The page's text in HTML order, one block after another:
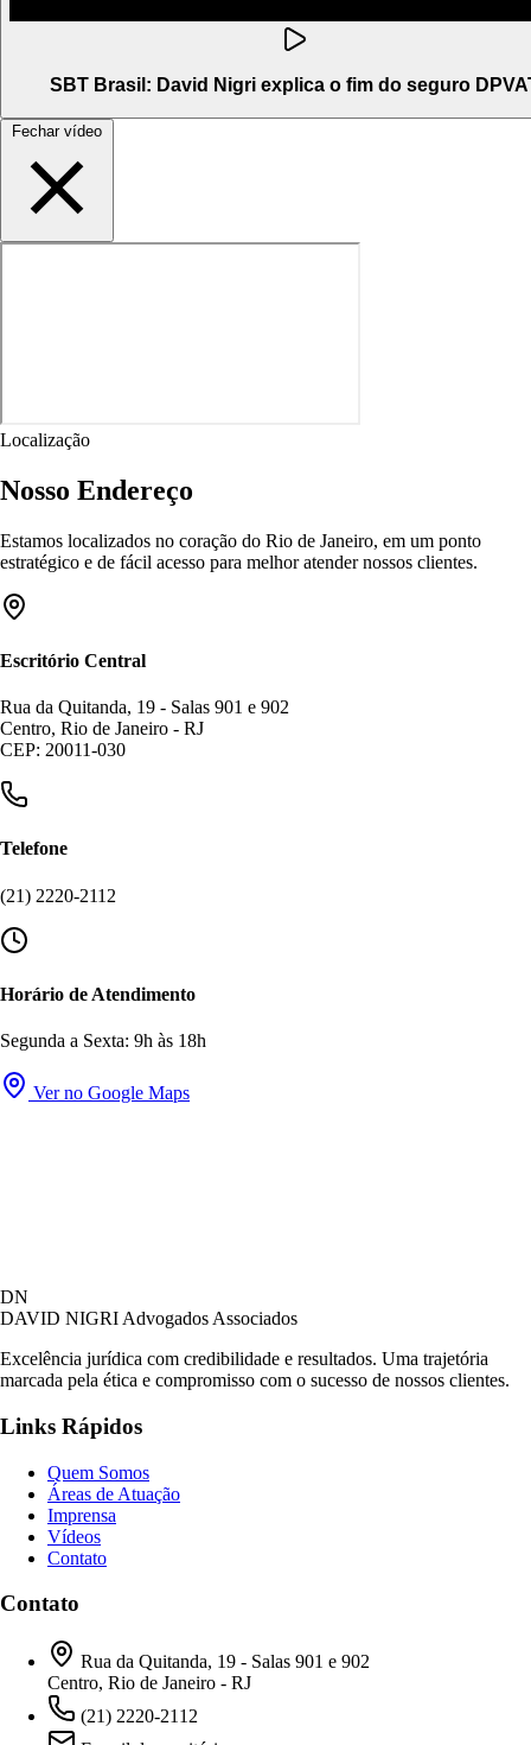
SBT Brasil: David Nigri explica o fim do seguro
Fechar vídeo
Localização
Nosso Endereço
Estamos localizados no coração do Rio de Janeiro, em um ponto
estratégico e de fácil acesso para melhor atender nossos clientes.
Escritório Central
Rua da Quitanda, 19 - Salas 901 e 902
Centro, Rio de Janeiro - RJ
CEP: 20011-030
Telefone
(21) 2220-2112
Horário de Atendimento
Segunda a Sexta: 9h às 18h
Ver no Google Maps
DN
DAVID NIGRI Advogados Associados
Excelência jurídica com credibilidade e resultados. Uma trajetória
marcada pela ética e compromisso com o sucesso de nossos clientes.
Links Rápidos
Quem Somos
Áreas de Atuação
Imprensa
Vídeos
Contato
Contato
Rua da Quitanda, 19 - Salas 901 e 902
Centro, Rio de Janeiro - RJ
(21) 2220-2112